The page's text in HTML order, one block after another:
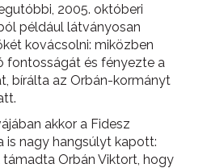
2005. októberi
például látványosan
kovácsolni: miközben
fontosságát és fényezte a
bírálta az Orbán-kormányt
akkor a Fidesz
is nagy hangsúlyt kapott:
támadta Orbán Viktort, hogy